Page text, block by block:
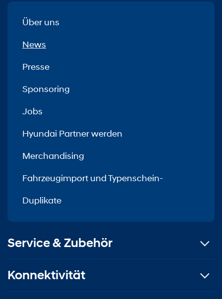
Über uns
News
Presse
Sponsoring
Jobs
Hyundai Partner werden
Merchandising
Fahrzeugimport und Typenschein-
Duplikate
Service & Zubehör
Konnektivität